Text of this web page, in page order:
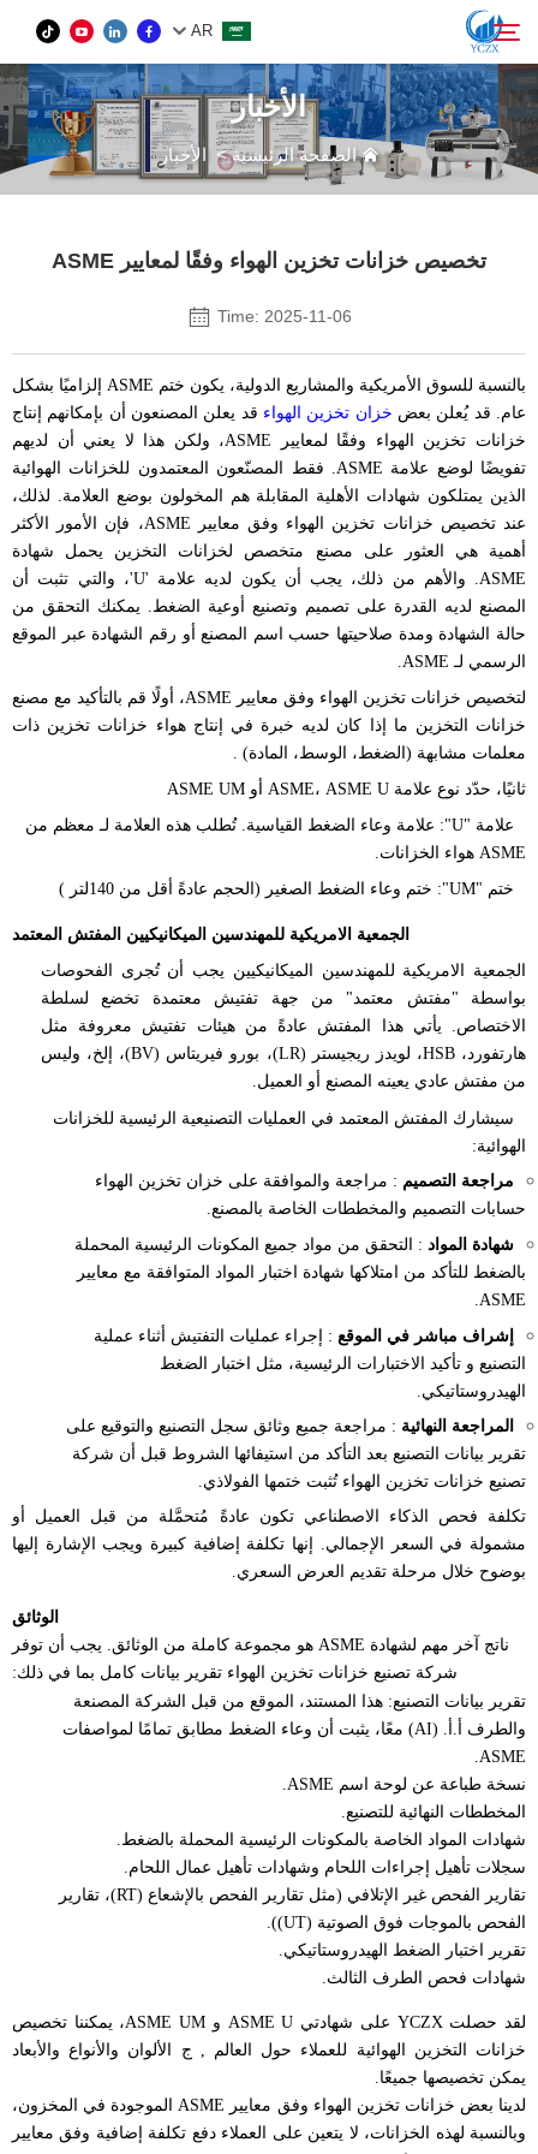
AR
المنتج
بحث
الأخبار
الصفحة الرئيسية> الأخبار
تخصيص خزانات تخزين الهواء وفقًا لمعايير ASME
Time: 2025-11-06
بالنسبة للسوق الأمريكية والمشاريع الدولية، يكون ختم ASME إلزاميًا بشكل
عام. قد يُعلن بعض خزان تخزين الهواء قد يعلن المصنعون أن بإمكانهم إنتاج
خزانات تخزين الهواء وفقًا لمعايير ASME، ولكن هذا لا يعني أن لديهم
تفويضًا لوضع علامة ASME. فقط المصنّعون المعتمدون للخزانات الهوائية
الذين يمتلكون شهادات الأهلية المقابلة هم المخولون بوضع العلامة. لذلك،
عند تخصيص خزانات تخزين الهواء وفق معايير ASME، فإن الأمور الأكثر
أهمية هي العثور على مصنع متخصص لخزانات التخزين يحمل شهادة
ASME. والأهم من ذلك، يجب أن يكون لديه علامة 'U'، والتي تثبت أن
المصنع لديه القدرة على تصميم وتصنيع أوعية الضغط. يمكنك التحقق من
حالة الشهادة ومدة صلاحيتها حسب اسم المصنع أو رقم الشهادة عبر الموقع
الرسمي لـ ASME.
لتخصيص خزانات تخزين الهواء وفق معايير ASME، أولًا
قم بالتأكيد مع مصنع
خزانات التخزين ما إذا كان لديه خبرة في إنتاجهواء خزانات تخزين ذات
معلمات مشابهة (الضغط، الوسط، المادة)
ثانيًا، حدّد نوع علامة ASME، ASME U أو ASME UM
علامة "U": علامة وعاء الضغط القياسية. تُطلب هذه العلامة لـ معظم من
ASME هواء
الخزانات.
ختم "UM": ختم وعاء الضغط الصغير (الحجم عادةً أقل من
140لتر )
الجمعية الامريكية للمهندسين الميكانيكيين المفتش المعتمد
الجمعية الامريكية للمهندسين الميكانيكيين يجب أن تُجرى الفحوصات
بواسطة "مفتش معتمد" من جهة تفتيش معتمدة تخضع لسلطة
الاختصاص. يأتي هذا المفتش عادةً من هيئات تفتيش معروفة مثل
هارتفورد، HSB، لويدز ريجيستر (LR)، بورو فيريتاس (BV)، إلخ، وليس
من مفتش عادي يعينه المصنع أو
العميل.
سيشارك المفتش المعتمد في العمليات التصنيعية الرئيسية للخزانات
الهوائية:
مراجعة التصميم : مراجعة والموافقة على خزان تخزين الهواء
حسابات التصميم والمخططات الخاصة بالمصنع.
شهادة المواد : التحقق من مواد جميع المكونات الرئيسية المحملة
بالضغط للتأكد من امتلاكها شهادة اختبار المواد المتوافقة مع معايير
ASME.
إشراف مباشر في الموقع : إجراء عمليات التفتيش أثناء عملية
التصنيع و تأكيد الاختبارات الرئيسية، مثل اختبار الضغط
الهيدروستاتيكي.
المراجعة النهائية : مراجعة جميع وثائق سجل التصنيع والتوقيع على
تقرير بيانات التصنيع بعد التأكد من استيفائها الشروط قبل أن شركة
تصنيع خزانات تخزين الهواءتُثبت ختمها الفولاذي.
تكلفة فحص الذكاء الاصطناعي تكون عادةً مُتحمَّلة من قبل العميل أو
مشمولة في السعر الإجمالي. إنها تكلفة إضافية كبيرة ويجب الإشارة إليها
بوضوح خلال مرحلة تقديم العرض السعري.
الوثائق
ناتج آخر مهم لشهادة ASME هو مجموعة كاملة من الوثائق.
يجب أن توفر
شركة تصنيع خزانات تخزين الهواء تقرير بيانات كامل بما في ذلك:
تقرير بيانات التصنيع: هذا المستند، الموقع من قبل الشركة المصنعة
والطرف أ.أ. (AI) معًا، يثبت أن وعاء الضغط مطابق تمامًا لمواصفات
ASME.
نسخة طباعة عن لوحة اسم ASME.
المخططات النهائية للتصنيع.
شهادات المواد الخاصة بالمكونات الرئيسية المحملة بالضغط.
سجلات تأهيل إجراءات اللحام وشهادات تأهيل عمال اللحام.
تقارير الفحص غير الإتلافي (مثل تقارير الفحص بالإشعاع (RT)، تقارير
الفحص بالموجات فوق الصوتية (UT)).
تقرير اختبار الضغط الهيدروستاتيكي.
شهادات فحص الطرف الثالث.
لقد حصلت YCZX على شهادتي ASME U و ASME UM، يمكننا تخصيص
خزانات التخزين الهوائية للعملاء حول العالم ج
الألوان والأنواع والأبعاد
يمكن تخصيصها جميعًا.
لدينا بعض خزانات تخزين الهواء وفق معايير ASME الموجودة في المخزون،
وبالنسبة لهذه الخزانات، لا يتعين على العملاء دفع تكلفة إضافية وفق معايير